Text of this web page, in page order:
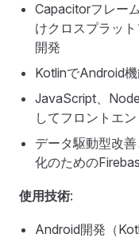
Capacitorフレー
けクロスプラッ
開発
KotlinでAndroid
JavaScript、
してフロントエ
データ駆動型改
化のための
使用技術:
Android開発（